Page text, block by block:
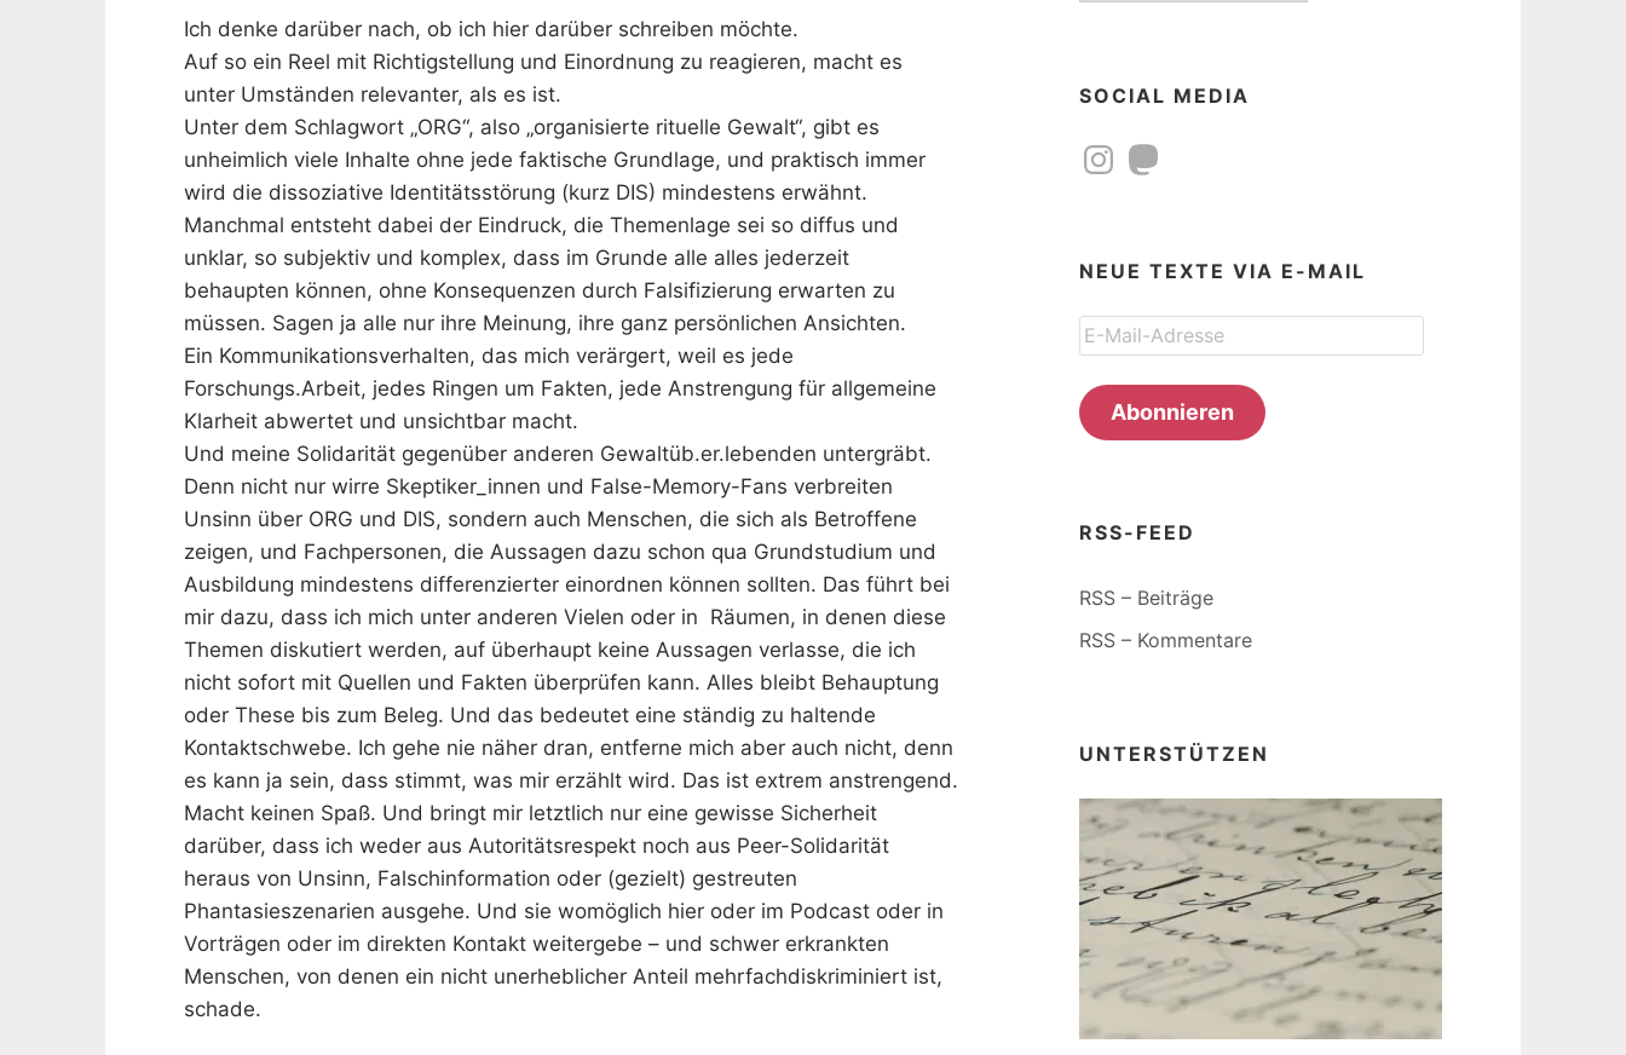
Ich denke darüber nach, ob ich hier darüber schreiben möchte.
Auf so ein Reel mit Richtigstellung und Einordnung zu reagieren, macht es
unter Umständen relevanter, als es ist.
Unter dem Schlagwort „ORG“, also „organisierte rituelle Gewalt“, gibt es
unheimlich viele Inhalte ohne jede faktische Grundlage, und praktisch immer
wird die dissoziative Identitätsstörung (kurz DIS) mindestens erwähnt.
Manchmal entsteht dabei der Eindruck, die Themenlage sei so diffus und
unklar, so subjektiv und komplex, dass im Grunde alle alles jederzeit
behaupten können, ohne Konsequenzen durch Falsifizierung erwarten zu
müssen. Sagen ja alle nur ihre Meinung, ihre ganz persönlichen Ansichten.
Ein Kommunikationsverhalten, das mich verärgert, weil es jede
Forschungs.Arbeit, jedes Ringen um Fakten, jede Anstrengung für allgemeine
Klarheit abwertet und unsichtbar macht.
Und meine Solidarität gegenüber anderen Gewaltüb.er.lebenden untergräbt.
Denn nicht nur wirre Skeptiker_innen und False-Memory-Fans verbreiten
Unsinn über ORG und DIS, sondern auch Menschen, die sich als Betroffene
zeigen, und Fachpersonen, die Aussagen dazu schon qua Grundstudium und
Ausbildung mindestens differenzierter einordnen können sollten. Das führt bei
mir dazu, dass ich mich unter anderen Vielen oder in Räumen, in denen diese
Themen diskutiert werden, auf überhaupt keine Aussagen verlasse, die ich
nicht sofort mit Quellen und Fakten überprüfen kann. Alles bleibt Behauptung
oder These bis zum Beleg. Und das bedeutet eine ständig zu haltende
Kontaktschwebe. Ich gehe nie näher dran, entferne mich aber auch nicht, denn
es kann ja sein, dass stimmt, was mir erzählt wird. Das ist extrem anstrengend.
Macht keinen Spaß. Und bringt mir letztlich nur eine gewisse Sicherheit
darüber, dass ich weder aus Autoritätsrespekt noch aus Peer-Solidarität
heraus von Unsinn, Falschinformation oder (gezielt) gestreuten
Phantasieszenarien ausgehe. Und sie womöglich hier oder im Podcast oder in
Vorträgen oder im direkten Kontakt weitergebe – und schwer erkrankten
Menschen, von denen ein nicht unerheblicher Anteil mehrfachdiskriminiert ist,
schade.
SOCIAL MEDIA
InstagramMastodon
NEUE TEXTE VIA E-MAIL
E-
Mail-
Adresse
Abonnieren
RSS-FEED
RSS – Beiträge
RSS – Kommentare
UNTERSTÜTZEN